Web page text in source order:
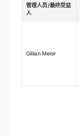
管理人员/最终受益
人
Gillian Meier